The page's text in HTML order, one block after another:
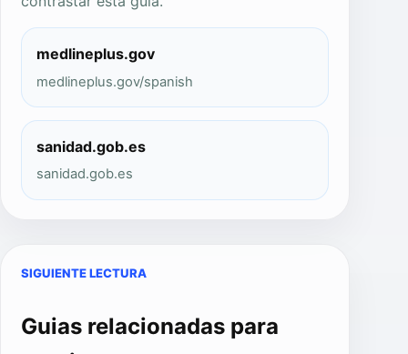
medlineplus.gov
medlineplus.gov/spanish
sanidad.gob.es
sanidad.gob.es
SIGUIENTE LECTURA
Guias relacionadas para